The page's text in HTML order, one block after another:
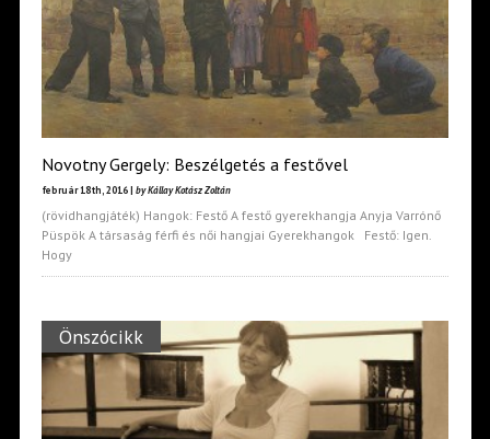
Novotny Gergely: Beszélgetés a festővel
február 18th, 2016 | by Kállay Kotász Zoltán
(rövidhangjáték) Hangok: Festő A festő gyerekhangja Anyja Varrónő
Püspök A társaság férfi és női hangjai Gyerekhangok Festő: Igen.
Hogy
Önszócikk